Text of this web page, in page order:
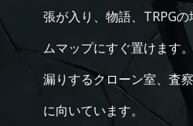
張が入り、物語、TRPG
ムマップにすぐ置けます
漏りするクローン室、査
に向いています。